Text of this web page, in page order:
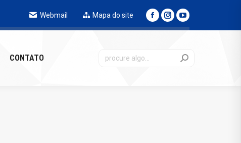
Webmail Mapa do site
CONTATO
CONTATO